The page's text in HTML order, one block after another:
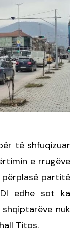
të shfuqizuar
e rrugëve
përplasë partitë
edhe sot ka
nuk
Titos.